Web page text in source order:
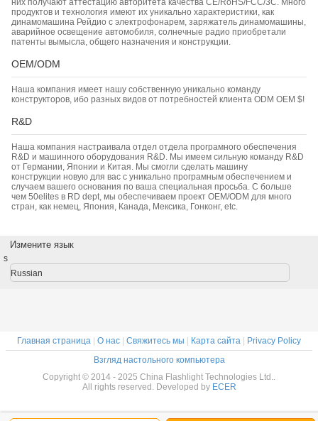
них получают аттестацию авторитета качества CE/RoHS/FCC/3C. Много
продуктов и технология имеют их уникально характеристики, как
динамомашина Рейдио с электрофонарем, заряжатель динамомашины,
аварийное освещение автомобиля, солнечные радио приобретали
патенты вымысла, общего назначения и конструкции.
OEM/ODM
Наша компания имеет нашу собственную уникально команду
конструкторов, ибо разных видов от потребностей клиента ODM OEM $!
R&D
Наша компания настраивала отдел отдела програмного обеспечения
R&D и машинного оборудования R&D. Мы имеем сильную команду R&D
от Германии, Японии и Китая. Мы смогли сделать машину
конструкции новую для вас с уникально програмным обеспечением и
случаем вашего основания по ваша специальная просьба. С больше
чем 50elites в RD dept, мы обеспечиваем проект OEM/ODM для много
стран, как немец, Япония, Канада, Мексика, Гонконг, etc.
Измените язык
s
Russian
Главная страница О нас Свяжитесь мы Карта сайта
Privacy Policy
Взгляд настольного компьютера
Copyright © 2014 - 2025 China Flashlight Technologies Ltd..
All rights reserved. Developed by ECER